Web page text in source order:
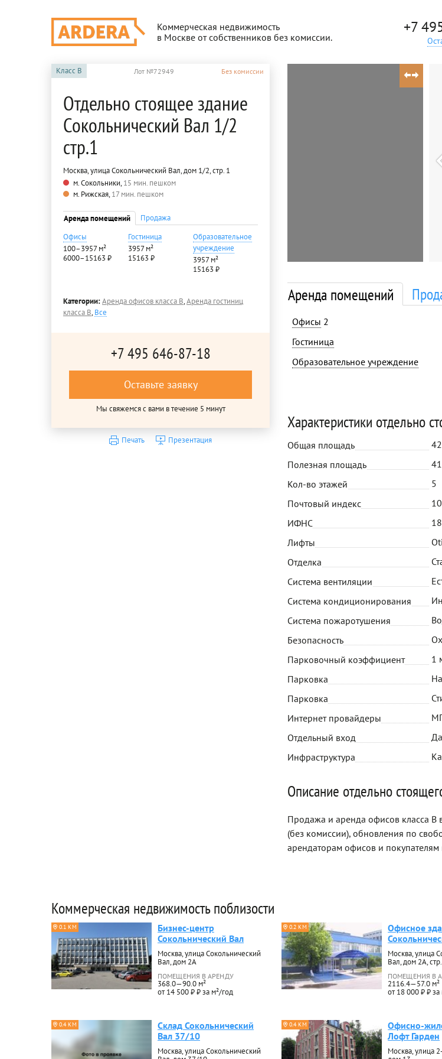
Коммерческая недвижимость
в Москве от собственников без комиссии.
+7
Класс B Лот №72949 Без комиссии
Отдельно стоящее здание
Сокольнический Вал 1/2
стр.1
Москва, улица Сокольнический Вал, дом 1/2, стр. 1
м. Сокольники,15 мин. пешком
м. Рижская,17 мин. пешком
Аренда помещений
Продажа
Офисы
100–3957 м²
6000–15163 ₽
Гостиница
3957 м²
15163 ₽
Образовательное
учреждение
3957 м²
15163 ₽
Категории:Аренда офисов класса B,Аренда гостиниц
класса B,Все
+7 495 646-87-18
Оставьте заявку
Мы свяжемся с вами в течение 5 минут
Печать Презентация
Аренда помещений
Офисы 2
Гостиница
Образовательное учреждение
Характеристики отдельно
Общая площадь
Полезная площадь
Кол-во этажей
5
Почтовый индекс
ИФНС
Лифты
Отделка
Система вентиляции
Система кондиционирования
Система пожаротушения
Безопасность
Парковочный коэффициент
1
Парковка
Парковка
Интернет провайдеры
Отдельный вход
Да
Инфраструктура
Описание отдельно
Продажа и аренда офисов класса B
(без комиссии), обновления по
арендаторам офисов и
Коммерческая недвижимость поблизости
0.1 КМ
Бизнес-центр
Сокольнический Вал
Москва, улица Сокольнический
Вал, дом 2А
ПОМЕЩЕНИЯ В АРЕНДУ
368.0—90.0 м²
от 14 500 ₽ ₽ за м²/год
0.2 КМ
Офисное
Москва, улица
Вал, дом 2А,
ПОМЕЩЕНИЯ В
2116.4—57.0 м²
от 18 000 ₽ ₽
0.4 КМ
Склад Сокольнический
Вал 37/10
Москва, улица Сокольнический
0.4 КМ
Офисно-
Лофт Гарден
Москва, улица